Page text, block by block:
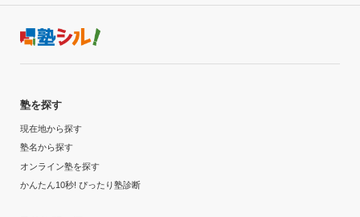
塾を探す
現在地から探す
塾名から探す
オンライン塾を探す
かんたん10秒! ぴったり塾診断